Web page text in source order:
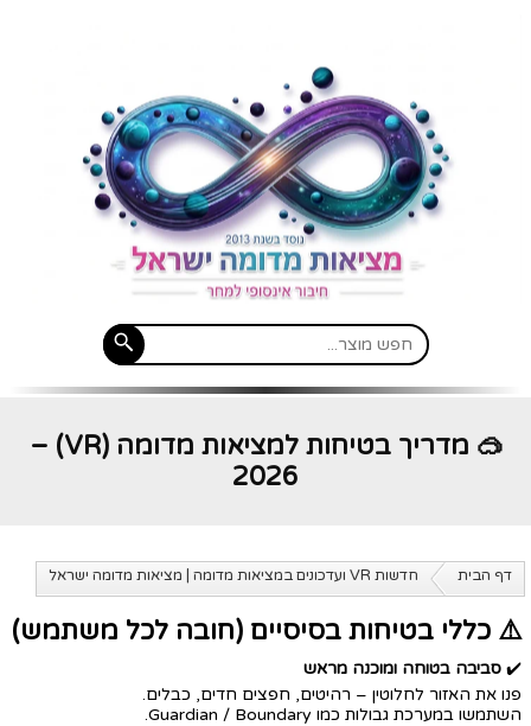
🥽 מדריך בטיחות למציאות מדומה (VR) –
2026
דף הבית חדשות VR ועדכונים במציאות מדומה | מציאות מדומה ישראל
⚠️ כללי בטיחות בסיסיים (חובה לכל משתמש)
✔️ סביבה בטוחה ומוכנה מראש
פנו את האזור לחלוטין – רהיטים, חפצים חדים, כבלים.
השתמשו במערכת גבולות כמו Guardian / Boundary.